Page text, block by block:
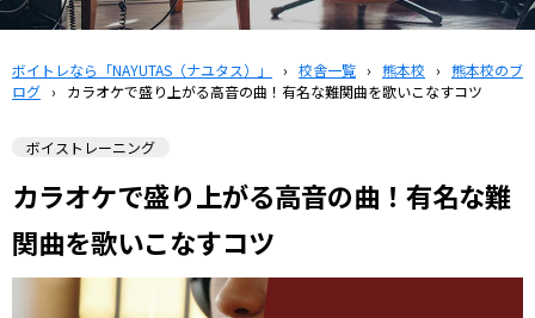
ボイトレなら「NAYUTAS（ナユタス）」 › 校舎一覧 › 熊本校 › 熊本校のブ
ログ › カラオケで盛り上がる高音の曲！有名な難関曲を歌いこなすコツ
ボイストレーニング
カラオケで盛り上がる高音の曲！有名な難
関曲を歌いこなすコツ